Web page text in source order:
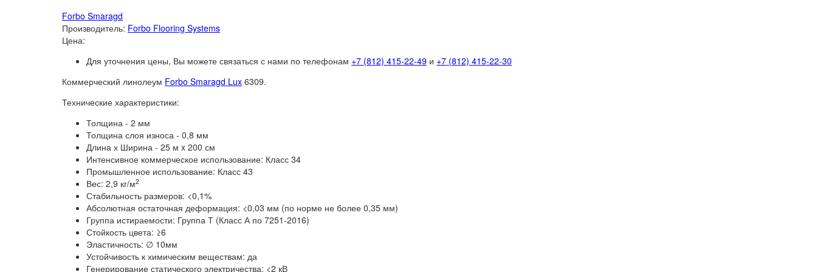
Forbo Smaragd
Производитель: Forbo Flooring Systems
Цена:
Для уточнения цены, Вы можете связаться с нами по телефонам +7 (812) 415-22-49 и +7 (812) 415-22-30
Коммерческий линолеум Forbo Smaragd Lux 6309.
Технические характеристики:
Толщина - 2 мм
Толщина слоя износа - 0,8 мм
Длина х Ширина - 25 м x 200 см
Интенсивное коммерческое использование: Класс 34
Промышленное использование: Класс 43
Вес: 2,9 кг/м2
Стабильность размеров: <0,1%
Абсолютная остаточная деформация: <0,03 мм (по норме не более 0,35 мм)
Группа истираемости: Группа Т (Класс А по 7251-2016)
Стойкость цвета: ≥6
Эластичность: ∅ 10мм
Устойчивость к химическим веществам: да
Генерирование статического электричества: <2 кВ